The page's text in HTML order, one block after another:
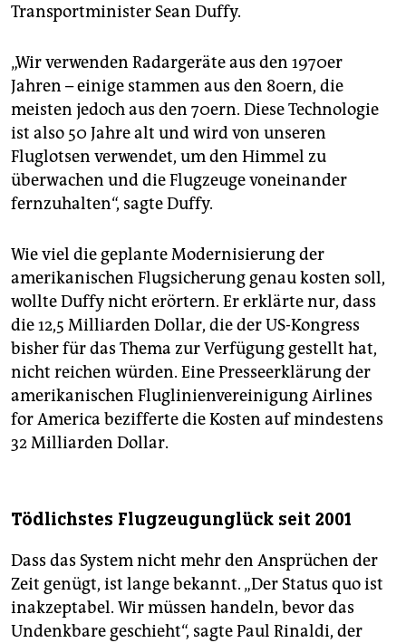
Transportminister Sean Duffy.
„Wir verwenden Radargeräte aus den 1970er
Jahren – einige stammen aus den 80ern, die
meisten jedoch aus den 70ern. Diese Technologie
ist also 50 Jahre alt und wird von unseren
Fluglotsen verwendet, um den Himmel zu
überwachen und die Flugzeuge voneinander
fernzuhalten“, sagte Duffy.
Wie viel die geplante Modernisierung der
amerikanischen Flugsicherung genau kosten soll,
wollte Duffy nicht erörtern. Er erklärte nur, dass
die 12,5 Milliarden Dollar, die der US-Kongress
bisher für das Thema zur Verfügung gestellt hat,
nicht reichen würden. Eine Presseerklärung der
amerikanischen Fluglinienvereinigung Airlines
for America bezifferte die Kosten auf mindestens
32 Milliarden Dollar.
Tödlichstes Flugzeugunglück seit 2001
Dass das System nicht mehr den Ansprüchen der
Zeit genügt, ist lange bekannt. „Der Status quo ist
inakzeptabel. Wir müssen handeln, bevor das
Undenkbare geschieht“, sagte Paul Rinaldi, der